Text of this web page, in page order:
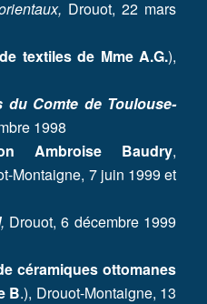
Drouot, 22 mars
textiles de Mme A.G.),
du Comte de Toulouse-
1998
Ambroise Baudry,
Montaigne, 7 juin 1999 et
, Drouot, 6 décembre 1999
céramiques ottomanes
B.), Drouot-Montaigne, 13